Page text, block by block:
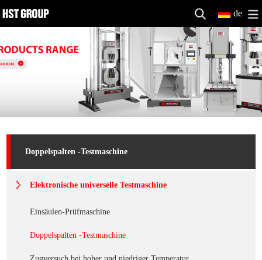
de
Doppelspalten -Testmaschine
Elektronische universelle Testmaschine
Einsäulen-Prüfmaschine
Doppelspalten -Testmaschine